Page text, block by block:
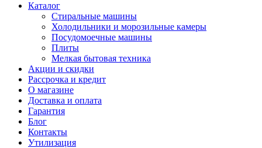
Каталог
Стиральные машины
Холодильники и морозильные камеры
Посудомоечные машины
Плиты
Мелкая бытовая техника
Акции и скидки
Рассрочка и кредит
О магазине
Доставка и оплата
Гарантия
Блог
Контакты
Утилизация